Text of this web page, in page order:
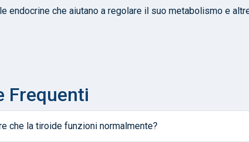
endocrine che aiutano a regolare il suo metabolismo e
Frequenti
che la tiroide funzioni normalmente?